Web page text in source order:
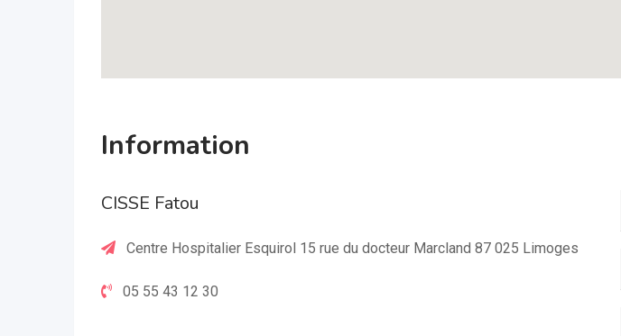
Information
CISSE Fatou
Centre Hospitalier Esquirol 15 rue du docteur Marcland 87 025 Limoges
05 55 43 12 30